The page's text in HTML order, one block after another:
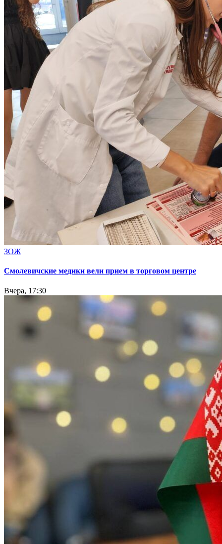
ЗОЖ
Смолевичские медики вели прием в торговом центре
Вчера, 17:30